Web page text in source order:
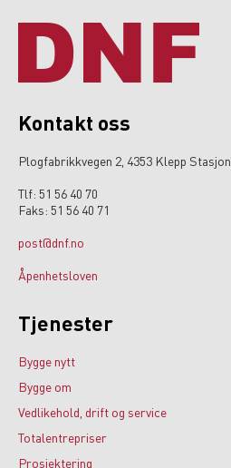
Kontakt oss
Plogfabrikkvegen 2, 4353 Klepp Stasjon
Tlf: 51 56 40 70
Faks: 51 56 40 71
post@dnf.no
Åpenhetsloven
Tjenester
Bygge nytt
Bygge om
Vedlikehold, drift og service
Totalentrepriser
Prosjektering